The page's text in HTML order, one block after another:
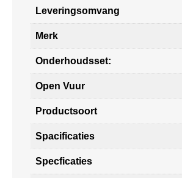
Leveringsomvang
Merk
Onderhoudsset:
Open Vuur
Productsoort
Spacificaties
Specficaties